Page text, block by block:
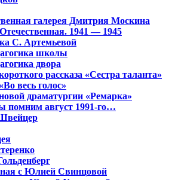
галерея Дмитрия Москина
1941 — 1945
С. Артемьевой
школы
двора
рассказа «Сестра таланта»
весь голос»
драматургии «Ремарка»
помним август 1991-го…
с Юлией Свинцовой